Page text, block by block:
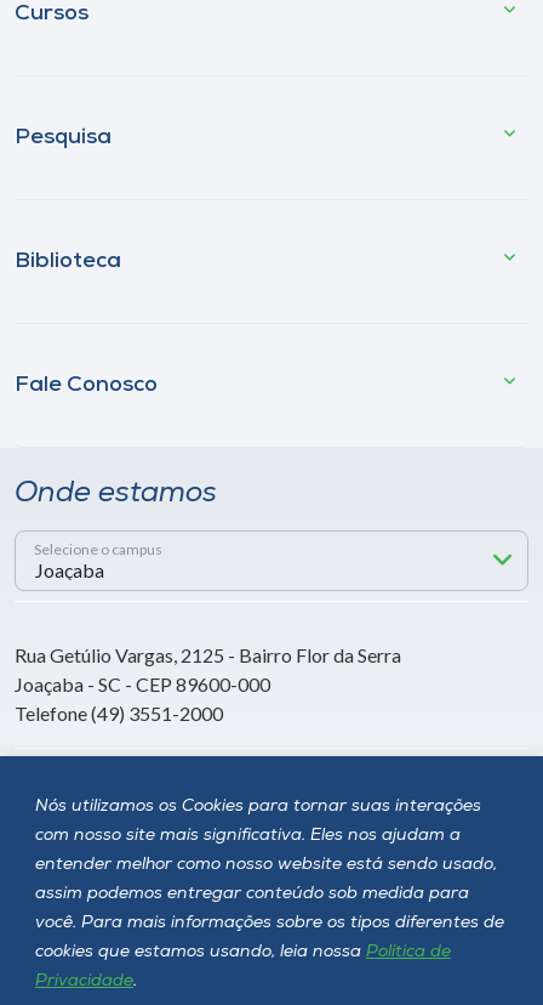
Nós utilizamos os Cookies para tornar suas interações
com nosso site mais significativa. Eles nos ajudam a
entender melhor como nosso website está sendo usado,
assim podemos entregar conteúdo sob medida para
você. Para mais informações sobre os tipos diferentes de
cookies que estamos usando, leia nossa Política de
Privacidade.
Cursos
Pesquisa
Biblioteca
Fale Conosco
Onde estamos
Selecione o campus
Rua Getúlio Vargas, 2125 - Bairro Flor da Serra
Joaçaba - SC - CEP 89600-000
Telefone (49) 3551-2000
Siga a Unoesc